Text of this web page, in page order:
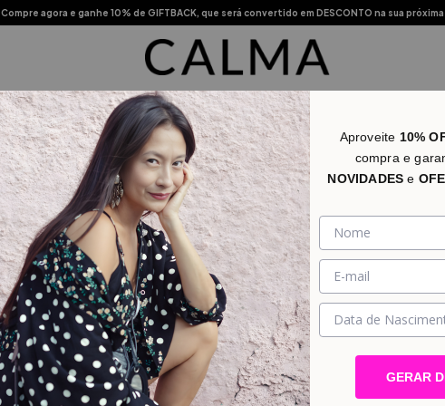
Compre agora e ganhe 10% de GIFTBACK, que será convertido em DESCONTO na sua
Mais Vendidos Novidades Categorias
Aproveite 10%
compra e
NOVIDADESe
GERAR